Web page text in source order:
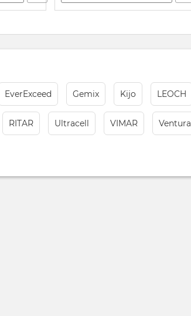
EverExceed Gemix Kijo LEOCH
RITAR Ultracell VIMAR Ventura